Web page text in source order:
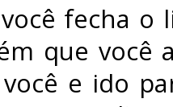
fecha
que você
e ido